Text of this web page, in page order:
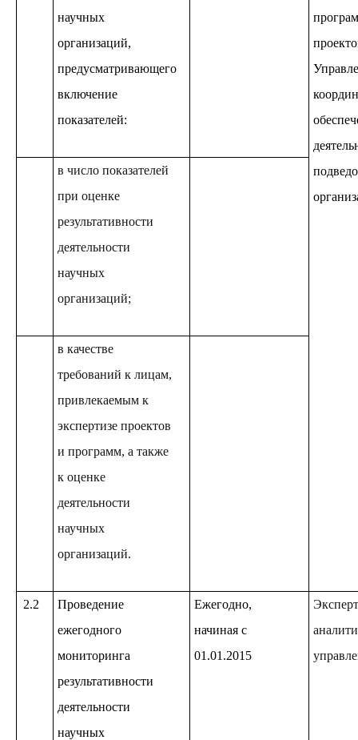
научных
организаций,
предусматривающего
включение
показателей:
в число показателей
при оценке
результативности
деятельности
научных
организаций;
в качестве
требований к лицам,
привлекаемым к
экспертизе проектов
и программ, а также
к оценке
деятельности
научных
организаций.
2.2
Проведение
ежегодного
мониторинга
результативности
деятельности
научных
Ежегодно,
начиная с
01.01.2015